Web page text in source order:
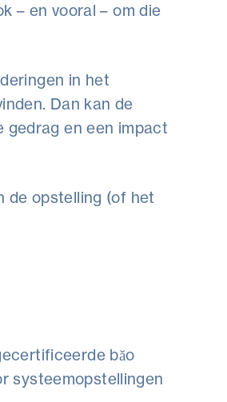
– en vooral – om die
in het
Dan kan de
gedrag en een impact
de opstelling (of het
băo
systeemopstellingen